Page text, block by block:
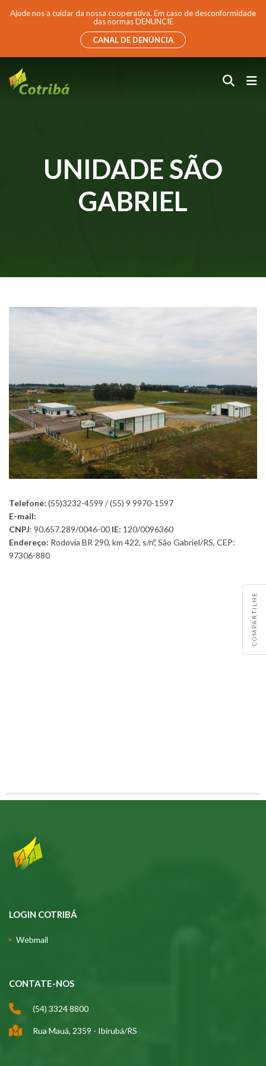
COMPARTILHE
Ajude nos a cuidar da nossa cooperativa. Em caso de desconformidade
das normas DENUNCIE
CANAL DE DENÚNCIA
UNIDADE SÃO
GABRIEL
Telefone: (55)3232-4599 / (55) 9 9970-1597
E-mail:
CNPJ: 90.657.289/0046-00 IE: 120/0096360
Endereço: Rodovia BR 290, km 422, s/nº, São Gabriel/RS, CEP:
97306-880
LOGIN COTRIBÁ
Webmail
CONTATE-NOS
(54) 3324 8800
Rua Mauá, 2359 - Ibirubá/RS